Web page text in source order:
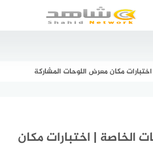
مكان معرض اللوحات المشاركة
الخاصة | اختبارات مكان